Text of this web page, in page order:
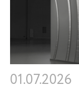
01.07.2026